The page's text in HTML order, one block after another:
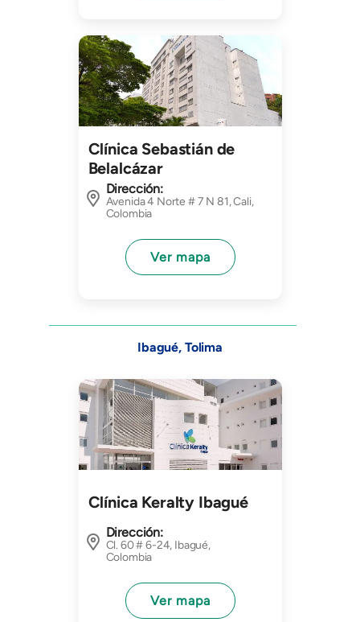
Imagen
Clínica Sebastián de
Belalcázar
Dirección:
Avenida 4 Norte # 7 N 81, Cali,
Colombia
Ver mapa
Ibagué, Tolima
Imagen
Clínica Keralty Ibagué
Dirección:
Cl. 60 # 6-24, Ibagué,
Colombia
Ver mapa